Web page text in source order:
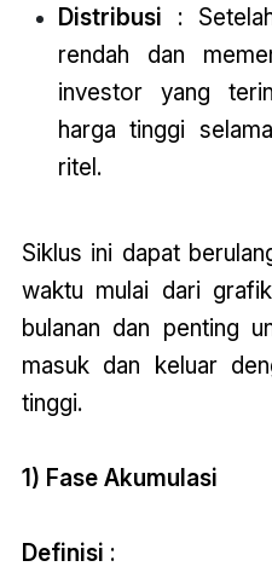
Distribusi :
rendah dan
investor yang
harga tinggi
ritel.
Siklus ini dapat
waktu mulai dari
bulanan dan penting
masuk dan keluar
tinggi.
1) Fase Akumulasi
Definisi :